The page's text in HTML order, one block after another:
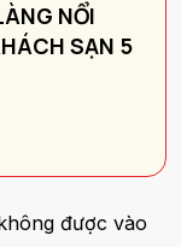
NỔI
SẠN 5
được vào